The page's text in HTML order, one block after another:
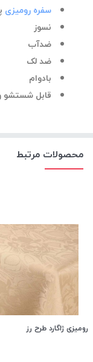
سفره رومیزی
نسوز
ضدآب
ضد لک
بادوام
قابل شستشو
محصولات مرتبط
رومیزی ژاگارد طرح رز